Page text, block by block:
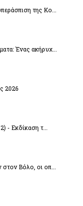
της Κο...
Ένας ακήρυχ...
2026
- Εκδίκαση τ...
Βόλο, οι οπ...